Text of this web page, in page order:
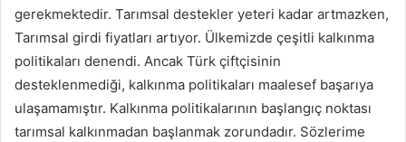
gerekmektedir. Tarımsal destekler yeteri kadar artmazken,
Tarımsal girdi fiyatları artıyor. Ülkemizde çeşitli kalkınma
politikaları denendi. Ancak Türk çiftçisinin
desteklenmediği, kalkınma politikaları maalesef başarıya
ulaşamamıştır. Kalkınma politikalarının başlangıç noktası
tarımsal kalkınmadan başlanmak zorundadır. Sözlerime